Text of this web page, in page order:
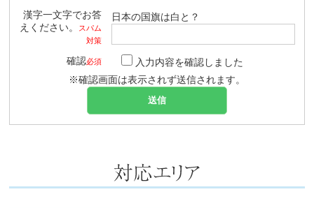
漢字一文字でお答
えください。
スパム
対策
日本の国旗は白と？
確認必須
入力内容を確認しました
※確認画面は表示されず送信されます。